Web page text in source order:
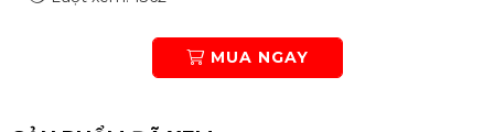
MUA NGAY